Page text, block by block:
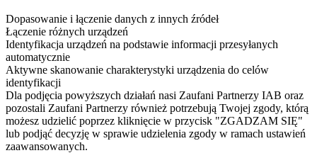
Dopasowanie i łączenie danych z innych źródeł
Łączenie różnych urządzeń
Identyfikacja urządzeń na podstawie informacji przesyłanych
automatycznie
Aktywne skanowanie charakterystyki urządzenia do celów
identyfikacji
Dla podjęcia powyższych działań nasi Zaufani Partnerzy IAB oraz
pozostali Zaufani Partnerzy również potrzebują Twojej zgody, którą
możesz udzielić poprzez kliknięcie w przycisk "ZGADZAM SIĘ"
lub podjąć decyzję w sprawie udzielenia zgody w ramach ustawień
zaawansowanych.